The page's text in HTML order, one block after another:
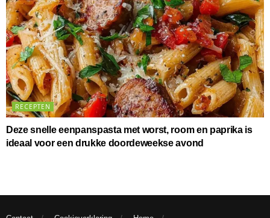
RECEPTEN
Deze snelle eenpanspasta met worst, room en paprika is
ideaal voor een drukke doordeweekse avond